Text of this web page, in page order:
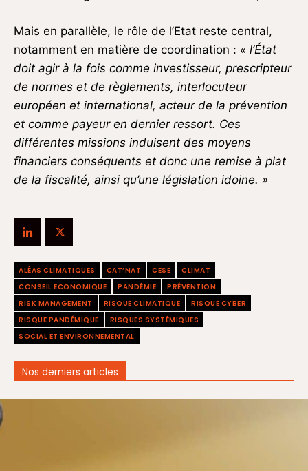
Mais en parallèle, le rôle de l’Etat reste central,
notamment en matière de coordination : « l’État
doit agir à la fois comme investisseur, prescripteur
de normes et de règlements, interlocuteur
européen et international, acteur de la prévention
et comme payeur en dernier ressort. Ces
différentes missions induisent des moyens
financiers conséquents et donc une remise à plat
de la fiscalité, ainsi qu’une législation idoine. »
ALÉAS CLIMATIQUES CAT’NAT CESE
CLIMAT
CONSEIL ECONOMIQUE
PANDÉMIE
PRÉVENTION
RISK MANAGEMENT
RISQUE CLIMATIQUE
RISQUE CYBER
RISQUE PANDÉMIQUE
RISQUES SYSTÉMIQUES
SOCIAL ET ENVIRONNEMENTAL
Nos derniers articles